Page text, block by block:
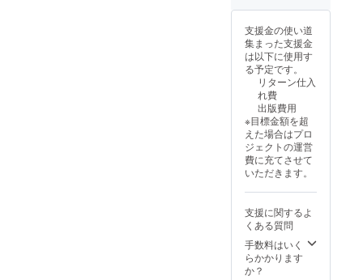
います
ので、
ご希望
の方に
はその
場でサ
インを
入れさ
せてい
ただき
ます。
なお、
会場ま
での旅
費や滞
在費は
各自で
ご負担
くださ
い。
コース
のみで
ご支援
いただ
いた場
合、製
本のリ
ターン
はござ
いませ
ん。 注
意2)
タータ
ンの種
類を選
はでき
ませ
ん。 注
意3)こ
ナル栞
りさせ
ていた
だきま
す。 支
援時、
考欄に
掲載を
希望さ
れるお
名前を
ご記入
くださ
名だけ
でな
く、ハ
ンドル
ネーム
支援金の使い道
集まった支援金
は以下に使用す
る予定です。
リターン仕入
れ費
出版費用
※目標金額を超
えた場合はプロ
ジェクトの運営
費に充てさせて
いただきます。
支援に関するよ
くある質問
手数料はいく
らかかります
か？